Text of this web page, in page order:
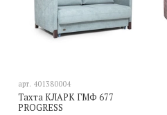
арт. 401380004
Тахта КЛАРК ГМФ 677
PROGRESS